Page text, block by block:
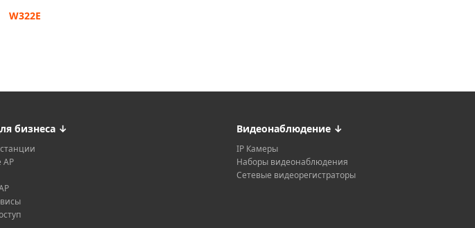
W322E
бизнеса ↓
AP
Видеонаблюдение ↓
IP Камеры
Наборы видеонаблюдения
Сетевые видеорегистраторы